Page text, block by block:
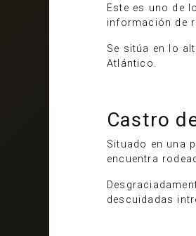
Este es uno de
información de
Se sitúa en lo
Atlántico.
Castro
Situado en una
encuentra
descuidadas